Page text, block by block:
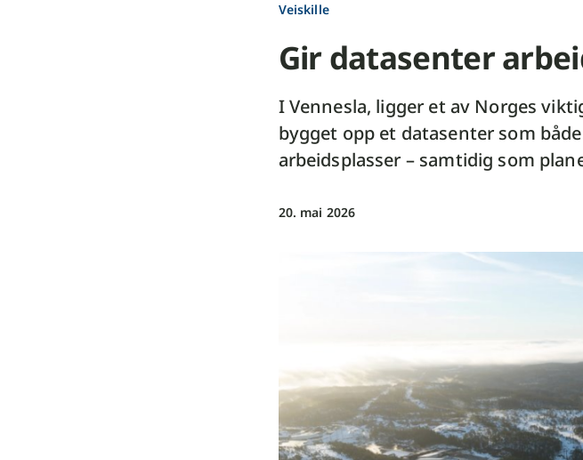
Veiskille
Gir datasenter
I Vennesla, ligger et av Norges
bygget opp et datasenter som
arbeidsplasser – samtidig som
20. mai 2026